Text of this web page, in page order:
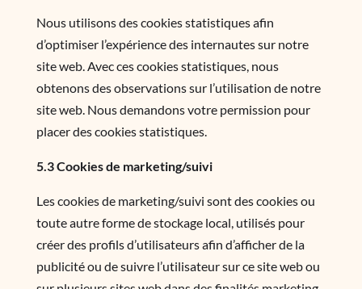
Nous utilisons des cookies statistiques afin
d’optimiser l’expérience des internautes sur notre
site web. Avec ces cookies statistiques, nous
obtenons des observations sur l’utilisation de notre
site web. Nous demandons votre permission pour
placer des cookies statistiques.
5.3 Cookies de marketing/suivi
Les cookies de marketing/suivi sont des cookies ou
toute autre forme de stockage local, utilisés pour
créer des profils d’utilisateurs afin d’afficher de la
publicité ou de suivre l’utilisateur sur ce site web ou